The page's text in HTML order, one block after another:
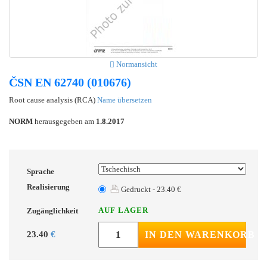
Normansicht
ČSN EN 62740 (010676)
Root cause analysis (RCA) Name übersetzen
NORM herausgegeben am 1.8.2017
Sprache
Realisierung
Gedruckt - 23.40 €
Zugänglichkeit AUF LAGER
23.40 € IN DEN WARENKORB